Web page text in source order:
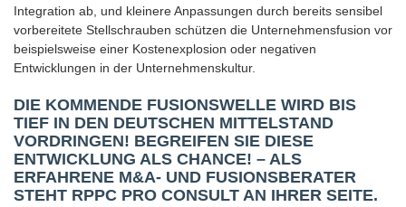
Integration ab, und kleinere Anpassungen durch bereits sensibel
vorbereitete Stellschrauben schützen die Unternehmensfusion vor
beispielsweise einer Kostenexplosion oder negativen
Entwicklungen in der Unternehmenskultur.
DIE KOMMENDE FUSIONSWELLE WIRD BIS
TIEF IN DEN DEUTSCHEN MITTELSTAND
VORDRINGEN! BEGREIFEN SIE DIESE
ENTWICKLUNG ALS CHANCE! – ALS
ERFAHRENE M&A- UND FUSIONSBERATER
STEHT RPPC PRO CONSULT AN IHRER SEITE.